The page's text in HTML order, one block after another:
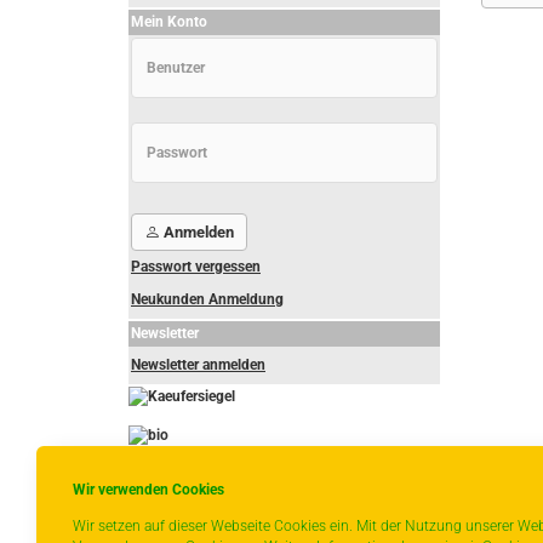
Wir verwenden Cookies
Wir setzen auf dieser Webseite Cookies ein. Mit der Nutzung unserer
Mein Konto
Anmelden
Passwort vergessen
Neukunden Anmeldung
Newsletter
Newsletter anmelden